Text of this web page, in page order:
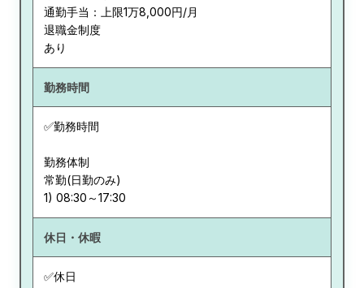
通勤手当：上限1万8,000円/月
退職金制度
あり
勤務時間
✅勤務時間
勤務体制
常勤(日勤のみ)
休日・休暇
✅休日